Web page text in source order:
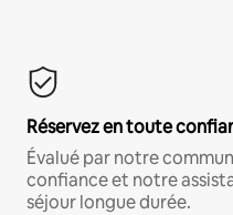
Réservez en toute
Évalué par notre
confiance et notre
séjour longue durée.